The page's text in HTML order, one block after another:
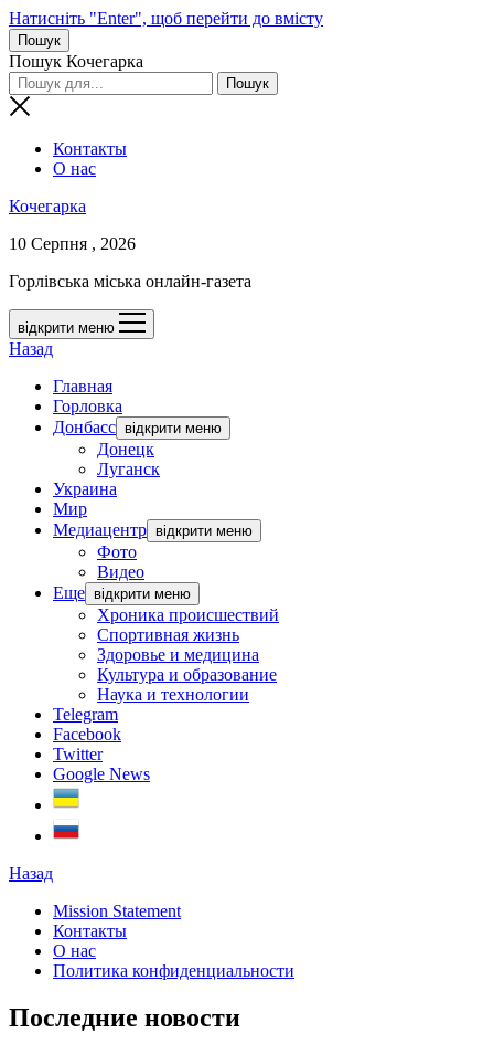
Натисніть "Enter", щоб перейти до вмісту
Пошук
Пошук Кочегарка
Контакты
О нас
Кочегарка
10 Серпня , 2026
Горлівська міська онлайн-газета
відкрити меню
Назад
Главная
Горловка
Донбасс відкрити меню
Донецк
Луганск
Украина
Мир
Медиацентр відкрити меню
Фото
Видео
Еще відкрити меню
Хроника происшествий
Спортивная жизнь
Здоровье и медицина
Культура и образование
Наука и технологии
Telegram
Facebook
Twitter
Google News
Назад
Mission Statement
Контакты
О нас
Политика конфиденциальности
Последние новости